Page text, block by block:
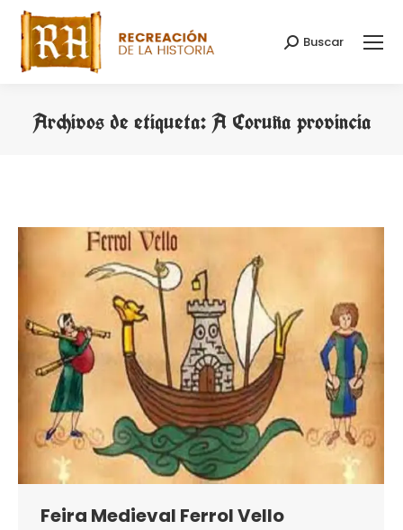
Buscar:
Buscar
Archivos de etiqueta:A Coruña provincia
Feira Medieval Ferrol Vello